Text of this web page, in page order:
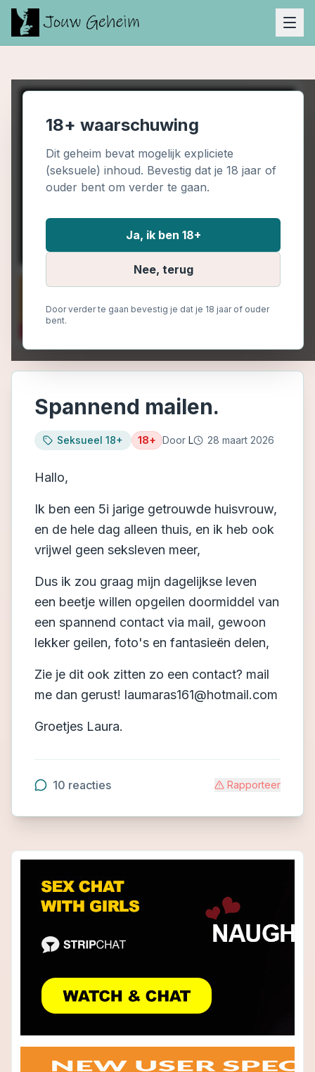
18+ waarschuwing
Dit geheim bevat mogelijk expliciete
(seksuele) inhoud. Bevestig dat je 18 jaar of
ouder bent om verder te gaan.
Ja, ik ben 18+
Nee, terug
Door verder te gaan bevestig je dat je 18 jaar of ouder
bent.
Spannend mailen.
Seksueel 18+ 18+ Door L 28 maart 2026
Hallo,
Ik ben een 5i jarige getrouwde huisvrouw,
en de hele dag alleen thuis, en ik heb ook
vrijwel geen seksleven meer,
Dus ik zou graag mijn dagelijkse leven
een beetje willen opgeilen doormiddel van
een spannend contact via mail, gewoon
lekker geilen, foto's en fantasieën delen,
Zie je dit ook zitten zo een contact? mail
me dan gerust! laumaras161@hotmail.com
Groetjes Laura.
10 reacties Rapporteer